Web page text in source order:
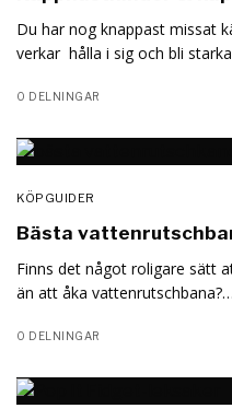
Du har nog knappast missat
verkar hålla i sig och bli
0 DELNINGAR
KÖPGUIDER
Bästa
Finns det något roligare sätt
än att åka vattenrutschbana?…
0 DELNINGAR